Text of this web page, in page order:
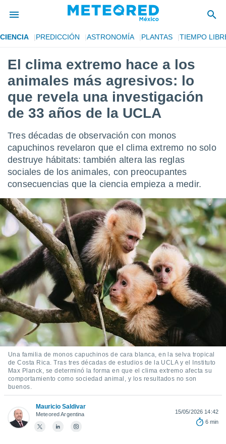
de
ha sido
para
la
que se
a este
las
y
forma
digital
basada
permite
seguir
contenido
coste.
a la
la
todas
ya sean
nuestros
nos
análisis
en
como
ACEPTAR
Y
CONTINUAR
CONFIGURACIÓN
CIENCIA PREDICCIÓN ASTRONOMÍA PLANTAS TIEMPO
El clima extremo hace a los
animales más agresivos: lo
que revela una investigación
de 33 años de la UCLA
Tres décadas de observación con monos
capuchinos revelaron que el clima extremo no solo
destruye hábitats: también altera las reglas
sociales de los animales, con preocupantes
consecuencias que la ciencia empieza a medir.
Una familia de monos capuchinos de cara blanca, en la selva tropical
de Costa Rica. Tras tres décadas de estudios de la UCLA y el Instituto
Max Planck, se determinó la forma en que el clima extremo afecta su
comportamiento como sociedad animal, y los resultados no son
buenos.
Mauricio Saldivar
Meteored Argentina
15/05/2026 14:42
6 min